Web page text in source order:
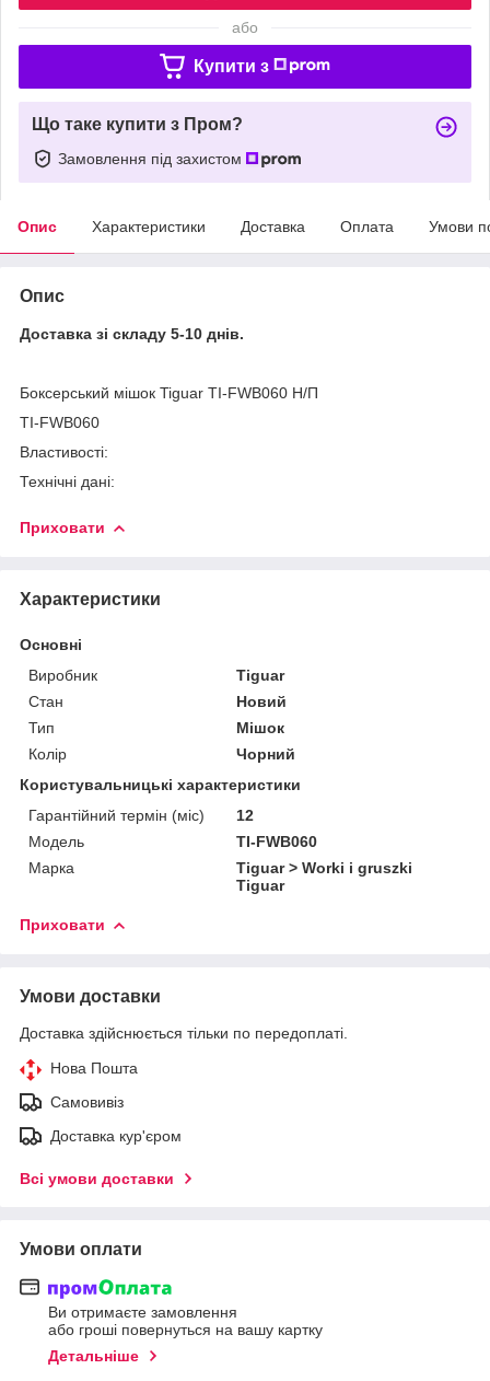
або
Купити з
Що таке купити з Пром?
Замовлення під захистом
Опис Характеристики Доставка Оплата Умови
Опис
Доставка зі складу 5-10 днів.
Боксерський мішок Tiguar TI-FWB060 Н/П
TI-FWB060
Властивості:
Технічні дані:
Приховати
Характеристики
Основні
Виробник
Tiguar
Стан
Новий
Тип
Мішок
Колір
Чорний
Користувальницькі характеристики
Гарантійний термін (міс)
12
Мoдель
TI-FWB060
Марка
Tiguar > Worki i gruszki
Tiguar
Приховати
Умови доставки
Доставка здійснюється тільки по передоплаті.
Нова Пошта
Самовивіз
Доставка кур'єром
Всі умови доставки
Умови оплати
Ви отримаєте замовлення
або гроші повернуться на вашу картку
Детальніше